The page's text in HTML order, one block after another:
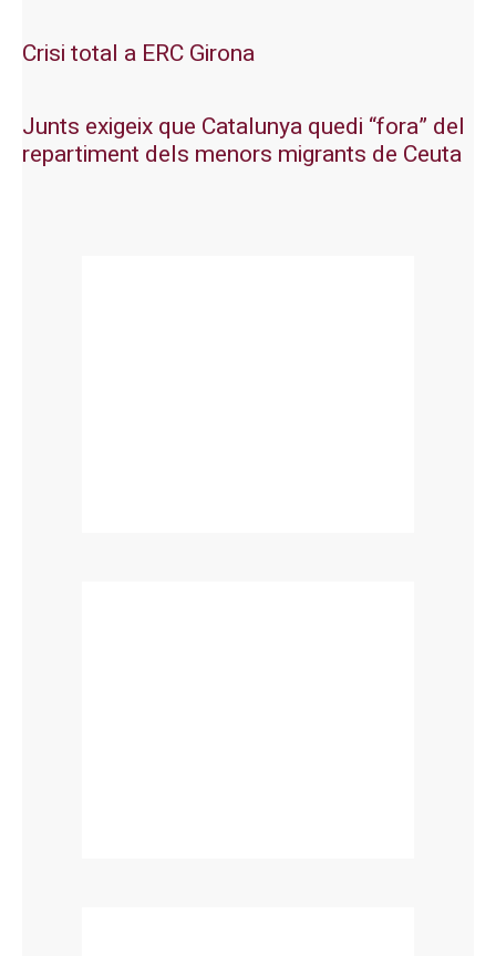
Crisi total a ERC Girona
Junts exigeix que Catalunya quedi “fora” del
repartiment dels menors migrants de Ceuta